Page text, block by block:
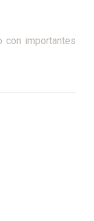
con importantes